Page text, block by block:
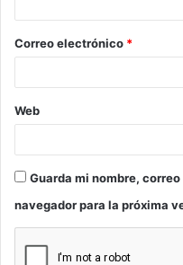
*
Correo electrónico *
Web
Guarda mi nombre,
navegador para la próxima